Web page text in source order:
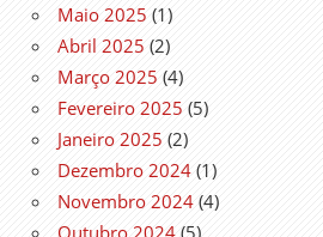
Maio 2025 (1)
Abril 2025 (2)
Março 2025 (4)
Fevereiro 2025 (5)
Janeiro 2025 (2)
Dezembro 2024 (1)
Novembro 2024 (4)
Outubro 2024 (5)